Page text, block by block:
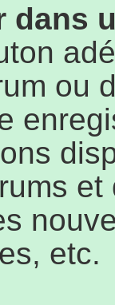
dans
ou
etc.